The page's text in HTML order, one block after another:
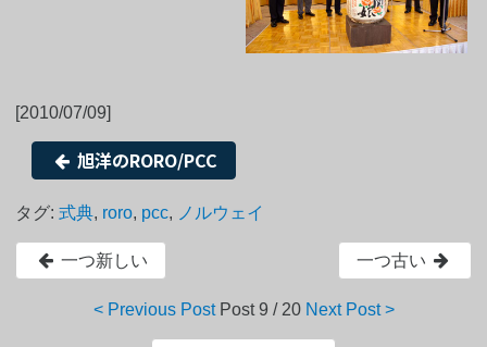
[2010/07/09]
旭洋のRORO/PCC
タグ:式典, roro, pcc, ノルウェイ
一つ新しい 一つ古い
< Previous Post Post9 / 20 Next Post >